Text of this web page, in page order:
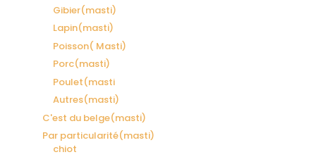
Gibier(masti)
Lapin(masti)
Poisson( Masti)
Porc(masti)
Poulet(masti
Autres(masti)
C'est du belge(masti)
Par particularité(masti)
chiot